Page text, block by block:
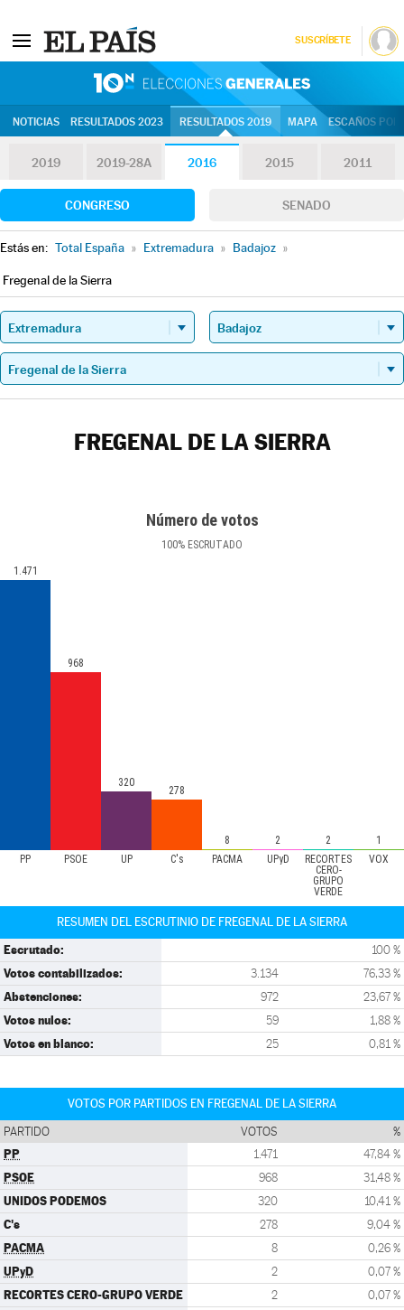
SUSCRÍBETE
NOTICIAS RESULTADOS 2023 RESULTADOS 2019 MAPA ESCAÑOS
2019 2019-28A 2016 2015 2011
CONGRESO SENADO
Estás en: Total España » Extremadura » Badajoz »
Fregenal de la Sierra
FREGENAL DE LA SIERRA
Número de votos
100% ESCRUTADO
PP PSOE UP C's PACMA UPyD
RECORTES
CERO-
GRUPO
VERDE
VOX
1.471
968
320
278
8 2 2 1
RESUMEN DEL ESCRUTINIO DE FREGENAL DE LA SIERRA
Escrutado: 100 %
Votos contabilizados: 3.134 76,33 %
Abstenciones: 972 23,67 %
Votos nulos: 59 1,88 %
Votos en blanco: 25 0,81 %
VOTOS POR PARTIDOS EN FREGENAL DE LA SIERRA
PARTIDO VOTOS %
PP 1.471 47,84 %
PSOE 968 31,48 %
UNIDOS PODEMOS 320 10,41 %
C's 278 9,04 %
PACMA 8 0,26 %
UPyD 2 0,07 %
RECORTES CERO-GRUPO VERDE 2 0,07 %